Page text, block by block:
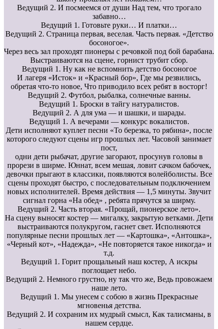
Ведущий 2. И посмеемся от души Над тем, что трогало
забавно…
Ведущий 1. Готовьте руки… И платки…
Ведущий 2. Страница первая, веселая. Часть первая. «Детство
босоногое».
Через весь зал проходят пионеры с речовкой под бой барабана.
Выстраиваются на сцене, горнист трубит сбор.
Ведущий 1. Ну как не вспомнить детство босоногое
И лагеря «Исток» и «Красный бор», Где мы резвились,
обретая что-то новое, Что приводило всех ребят в восторг!
Ведущий 2. Футбол, рыбалка, солнечные ванны.
Ведущий 1. Броски в тайгу натуралистов.
Ведущий 2. А для ума — и шашки, и шарады.
Ведущий 1. А вечерами — конкурс вокалистов.
Дети исполняют куплет песни «То березка, то рябина», после
которого следуют сцены игр прошлых лет. Часовой занимает
пост,
одни дети рыбачат, другие загорают, просунув головы в
прорези в ширме. Юннат, всем мешая, ловит сачком бабочек,
девочки прыгают в классики, появляются волейболисты. Все
сцены проходят быстро, с последовательным подключением
новых исполнителей. Время действия — 1,5 минуты. Звучит
сигнал горна «На обед» , ребята прячутся за ширму.
Ведущий 2. Часть вторая. «Прощай, пионерское лето».
На сцену выносят костер — мигалку, закрытую ветками. Дети
выстраиваются полукругом, гаснет свет. Исполняются
популярные песни прошлых лет — «Картошка», «Антошка»,
«Черный кот», «Надежда», «Не повторяется такое никогда» и
т.д.
Ведущий 1. Горит прощальный наш костер, А искры
поглощает небо.
Ведущий 2. Немного грустно, ну так что же, Ведь провожаем
наше лето.
Ведущий 1. Мы унесем с собою в жизнь Прекрасные
мгновенья детства.
Ведущий 2. И сохраним их мудрый смысл, Как талисманы, в
нашем сердце.